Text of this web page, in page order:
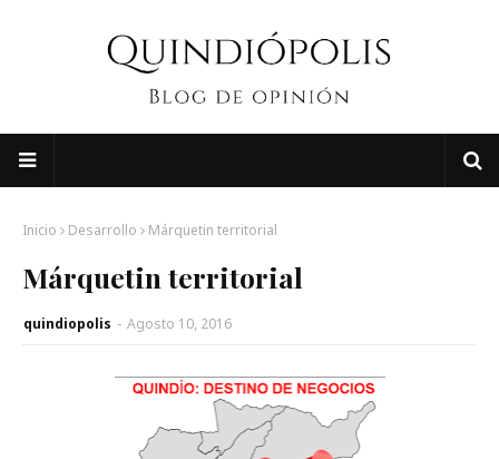
Inicio Desarrollo Márquetin territorial
Márquetin territorial
quindiopolis - Agosto 10, 2016